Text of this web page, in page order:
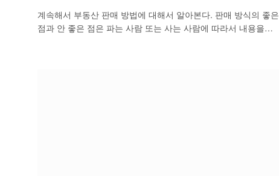
계속해서 부동산 판매 방법에 대해서 알아본다. 판매 방식의 좋은
점과 안 좋은 점은 파는 사람 또는 사는 사람에 따라서 내용을…